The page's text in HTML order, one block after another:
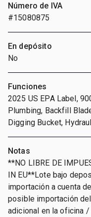
Número de IVA
#15080875
En depósito
No
Funciones
2025 US EPA Label,
Plumbing, Backfill
Digging Bucket,
Notas
**NO LIBRE DE
IN EU**Lote bajo
importación a cuenta
posible importación
adicional en la oficina